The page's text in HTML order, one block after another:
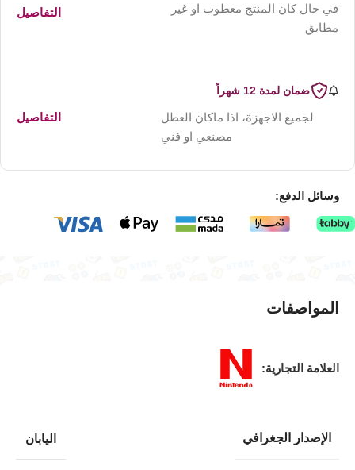
في حال كان المنتج معطوب او غير
مطابق
التفاصيل
ضمان لمدة 12 شهراً
لجميع الاجهزة، اذا ماكان العطل
مصنعي او فني
التفاصيل
وسائل الدفع:
المواصفات
العلامة التجارية:
الإصدار الجغرافي اليابان